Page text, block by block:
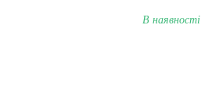
В наявності